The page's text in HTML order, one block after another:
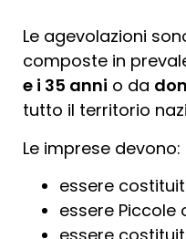
Le agevolazioni
composte in
e i 35 anni o da
tutto il territorio
Le imprese devono:
essere
essere Piccole